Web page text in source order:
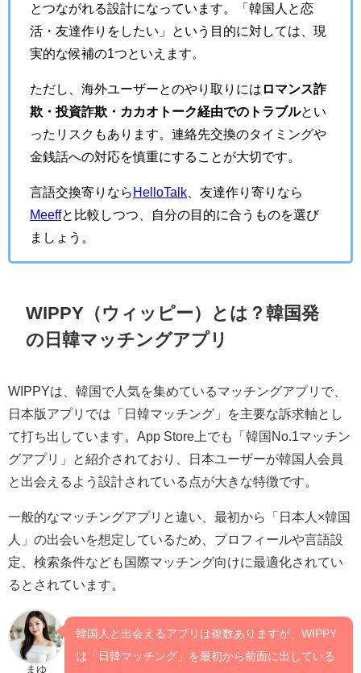
とつながれる設計になっています。「韓国人と恋
活・友達作りをしたい」という目的に対しては、現
実的な候補の1つといえます。
ただし、海外ユーザーとのやり取りには ロマンス詐
欺・投資詐欺・カカオトーク経由でのトラブルとい
ったリスクもあります。連絡先交換のタイミングや
金銭話への対応を慎重にすることが大切です。
言語交換寄りなら HelloTalk 、友達作り寄りなら
Meeffと比較しつつ、自分の目的に合うものを選び
ましょう。
WIPPY（ウィッピー）とは？韓国発
の日韓マッチングアプリ
WIPPYは、韓国で人気を集めているマッチングアプリで、
日本版アプリでは「日韓マッチング」を主要な訴求軸とし
て打ち出しています。App Store上でも「韓国No.1マッチン
グアプリ」と紹介されており、日本ユーザーが韓国人会員
と出会えるよう設計されている点が大きな特徴です。
一般的なマッチングアプリと違い、最初から「日本人×韓国
人」の出会いを想定しているため、プロフィールや言語設
定、検索条件なども国際マッチング向けに最適化されてい
るとされています。
まゆ
韓国人と出会えるアプリは複数ありますが、WIPPY
は「日韓マッチング」を最初から前面に出している